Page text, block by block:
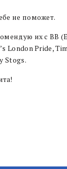
не поможет.
их с BB
London Pride,
Stogs.